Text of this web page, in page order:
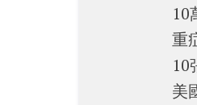
10
重
10
美